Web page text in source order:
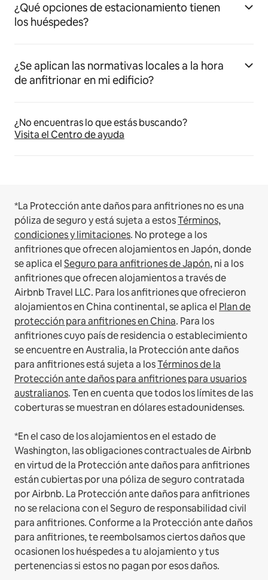
¿Qué opciones de estacionamiento tienen
los huéspedes?
¿Se aplican las normativas locales a la hora
de anfitrionar en mi edificio?
¿No encuentras lo que estás buscando?
Visita el Centro de ayuda
*La Protección ante daños para anfitriones no es una
póliza de seguro y está sujeta a estosTérminos,
condiciones y limitaciones. No protege a los
anfitriones que ofrecen alojamientos en Japón, donde
se aplica elSeguro para anfitriones de Japón, ni a los
anfitriones que ofrecen alojamientos a través de
Airbnb Travel LLC. Para los anfitriones que ofrecieron
alojamientos en China continental, se aplica el Plan de
protección para anfitriones en China. Para los
anfitriones cuyo país de residencia o establecimiento
se encuentre en Australia, la Protección ante daños
para anfitriones está sujeta a losTérminos de la
Protección ante daños para anfitriones para usuarios
australianos. Ten en cuenta que todos los límites de las
coberturas se muestran en dólares estadounidenses.
*En el caso de los alojamientos en el estado de
Washington, las obligaciones contractuales de Airbnb
en virtud de la Protección ante daños para anfitriones
están cubiertas por una póliza de seguro contratada
por Airbnb. La Protección ante daños para anfitriones
no se relaciona con el Seguro de responsabilidad civil
para anfitriones. Conforme a la Protección ante daños
para anfitriones, te reembolsamos ciertos daños que
ocasionen los huéspedes a tu alojamiento y tus
pertenencias si estos no pagan por esos daños.